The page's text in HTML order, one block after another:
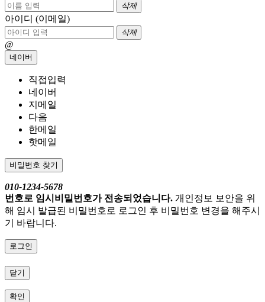
삭제
아이디 (이메일)
삭제
@
네이버
직접입력
네이버
지메일
다음
한메일
핫메일
비밀번호 찾기
010-1234-5678
번호로 임시비밀번호가 전송되었습니다. 개인정보 보안을 위
해 임시 발급된 비밀번호로 로그인 후 비밀번호 변경을 해주시
기 바랍니다.
로그인
닫기
확인